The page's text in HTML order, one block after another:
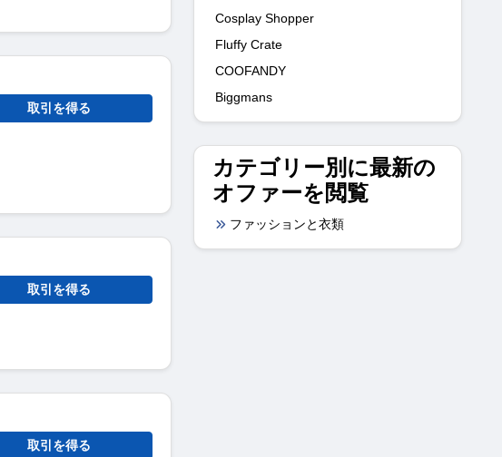
取引を得る
取引を得る
取引を得る
Cosplay Shopper
Fluffy Crate
COOFANDY
Biggmans
カテゴリー別に最新の
オファーを閲覧
ファッションと衣類